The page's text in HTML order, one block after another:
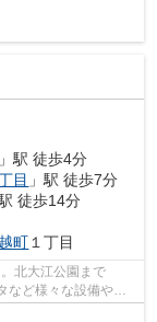
」駅 徒歩4分
目 」駅 徒歩7分
徒歩14分
町 １丁目
北大江公園まで
など様々な設備やサ